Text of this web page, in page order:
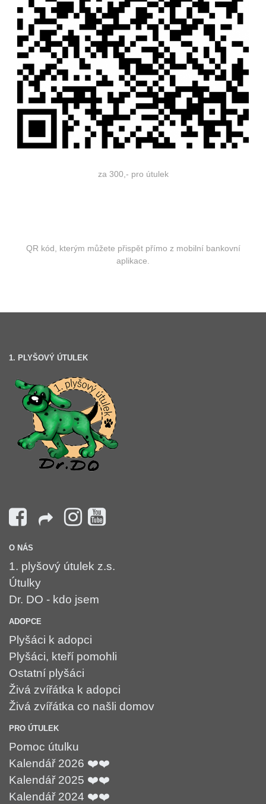
za 300,- pro útulek
QR kód, kterým můžete přispět přímo z mobilní bankovní
aplikace.
1. PLYŠOVÝ ÚTULEK
O NÁS
1. plyšový útulek z.s.
Útulky
Dr. DO - kdo jsem
ADOPCE
Plyšáci k adopci
Plyšáci, kteří pomohli
Ostatní plyšáci
Živá zvířátka k adopci
Živá zvířátka co našli domov
PRO ÚTULEK
Pomoc útulku
Kalendář 2026 ❤️❤️
Kalendář 2025 ❤️❤️
Kalendář 2024 ❤️❤️